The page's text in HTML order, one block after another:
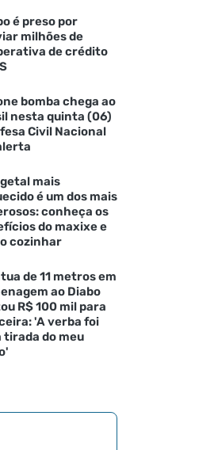
é preso por
milhões de
de crédito
bomba chega ao
nesta quinta (06)
Civil Nacional
mais
é um dos mais
conheça os
do maxixe e
cozinhar
de 11 metros em
ao Diabo
R$ 100 mil para
'A verba foi
tirada do meu